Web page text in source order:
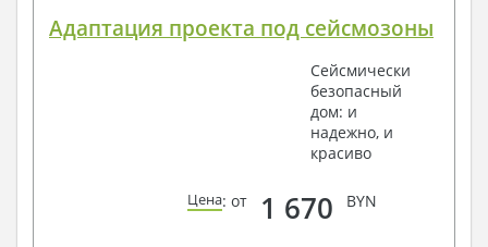
Адаптация проекта под сейсмозоны
Сейсмически
безопасный
дом: и
надежно, и
красиво
Цена: от 1 670 BYN